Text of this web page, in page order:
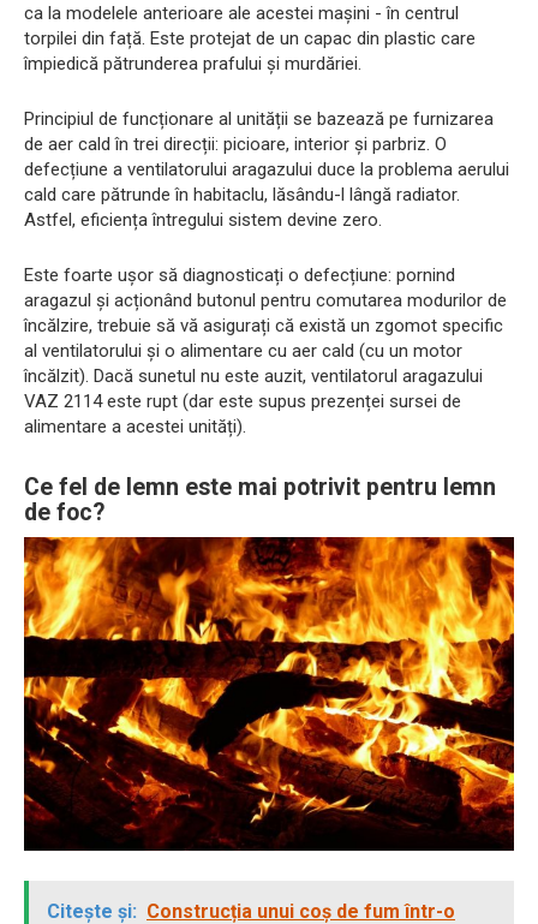
ca la modelele anterioare ale acestei mașini - în centrul
torpilei din față. Este protejat de un capac din plastic care
împiedică pătrunderea prafului și murdăriei.
Principiul de funcționare al unității se bazează pe furnizarea
de aer cald în trei direcții: picioare, interior și parbriz. O
defecțiune a ventilatorului aragazului duce la problema aerului
cald care pătrunde în habitaclu, lăsându-l lângă radiator.
Astfel, eficiența întregului sistem devine zero.
Este foarte ușor să diagnosticați o defecțiune: pornind
aragazul și acționând butonul pentru comutarea modurilor de
încălzire, trebuie să vă asigurați că există un zgomot specific
al ventilatorului și o alimentare cu aer cald (cu un motor
încălzit). Dacă sunetul nu este auzit, ventilatorul aragazului
VAZ 2114 este rupt (dar este supus prezenței sursei de
alimentare a acestei unități).
Ce fel de lemn este mai potrivit pentru lemn
de foc?
Citește și: Construcția unui coș de fum într-o